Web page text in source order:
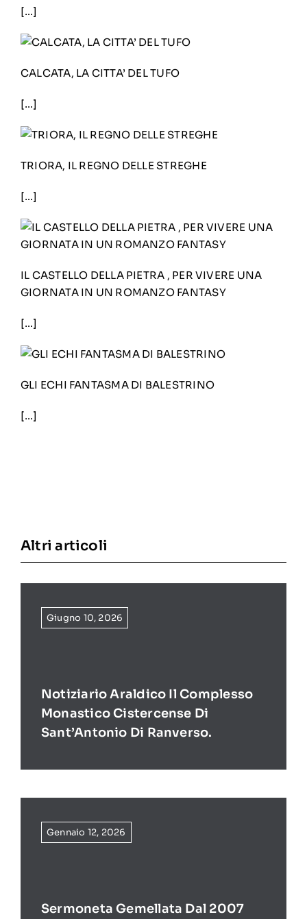
[…]
CALCATA, LA CITTA’ DEL TUFO
[…]
TRIORA, IL REGNO DELLE STREGHE
[…]
IL CASTELLO DELLA PIETRA , PER VIVERE UNA
GIORNATA IN UN ROMANZO FANTASY
[…]
GLI ECHI FANTASMA DI BALESTRINO
[…]
Altri articoli
Giugno 10, 2026
Notiziario Araldico Il Complesso
Monastico Cistercense Di
Sant’Antonio Di Ranverso.
Gennaio 12, 2026
Sermoneta Gemellata Dal 2007